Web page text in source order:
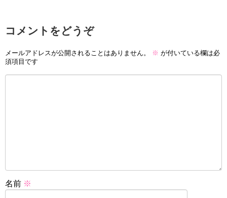
コメントをどうぞ
メールアドレスが公開されることはありません。 ※ が付いている欄は必
須項目です
名前 ※